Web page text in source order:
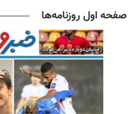
صفحه اول روزنامه‌ها